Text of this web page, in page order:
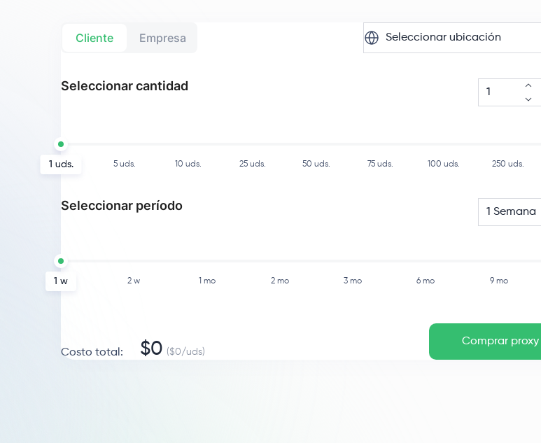
Cliente Empresa Seleccionar ubicación
Seleccionar cantidad
1 uds. 5 uds. 10 uds. 25 uds. 50 uds. 75 uds. 100 uds. 250 uds.
Seleccionar período 1 Semana
1 w 2 w 1 mo 2 mo 3 mo 6 mo 9 mo
Costo total : $0 ($0/uds)
Comprar proxy